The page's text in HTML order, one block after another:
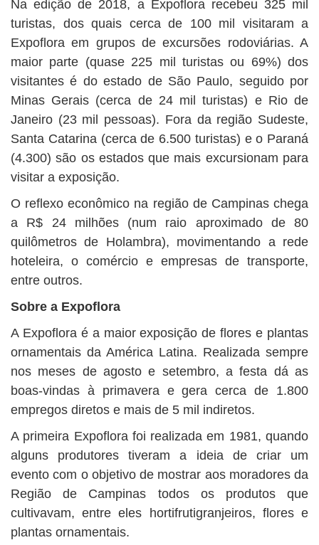
Na edição de 2018, a Expoflora recebeu 325 mil
turistas, dos quais cerca de 100 mil visitaram a
Expoflora em grupos de excursões rodoviárias. A
maior parte (quase 225 mil turistas ou 69%) dos
visitantes é do estado de São Paulo, seguido por
Minas Gerais (cerca de 24 mil turistas) e Rio de
Janeiro (23 mil pessoas). Fora da região Sudeste,
Santa Catarina (cerca de 6.500 turistas) e o Paraná
(4.300) são os estados que mais excursionam para
visitar a exposição.
O reflexo econômico na região de Campinas chega
a R$ 24 milhões (num raio aproximado de 80
quilômetros de Holambra), movimentando a rede
hoteleira, o comércio e empresas de transporte,
entre outros.
Sobre a Expoflora
A Expoflora é a maior exposição de flores e plantas
ornamentais da América Latina. Realizada sempre
nos meses de agosto e setembro, a festa dá as
boas-vindas à primavera e gera cerca de 1.800
empregos diretos e mais de 5 mil indiretos.
A primeira Expoflora foi realizada em 1981, quando
alguns produtores tiveram a ideia de criar um
evento com o objetivo de mostrar aos moradores da
Região de Campinas todos os produtos que
cultivavam, entre eles hortifrutigranjeiros, flores e
plantas ornamentais.